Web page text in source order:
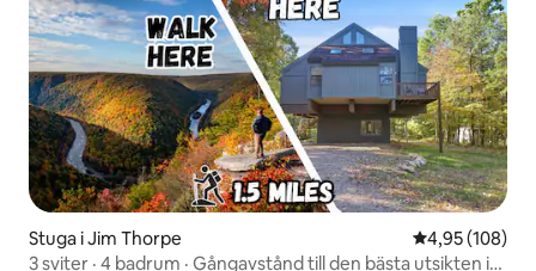
Stuga i Jim Thorpe 4,95 av 5 i
4,95 (108)
3 sviter · 4 badrum · Gångavstånd till den bästa utsikten i